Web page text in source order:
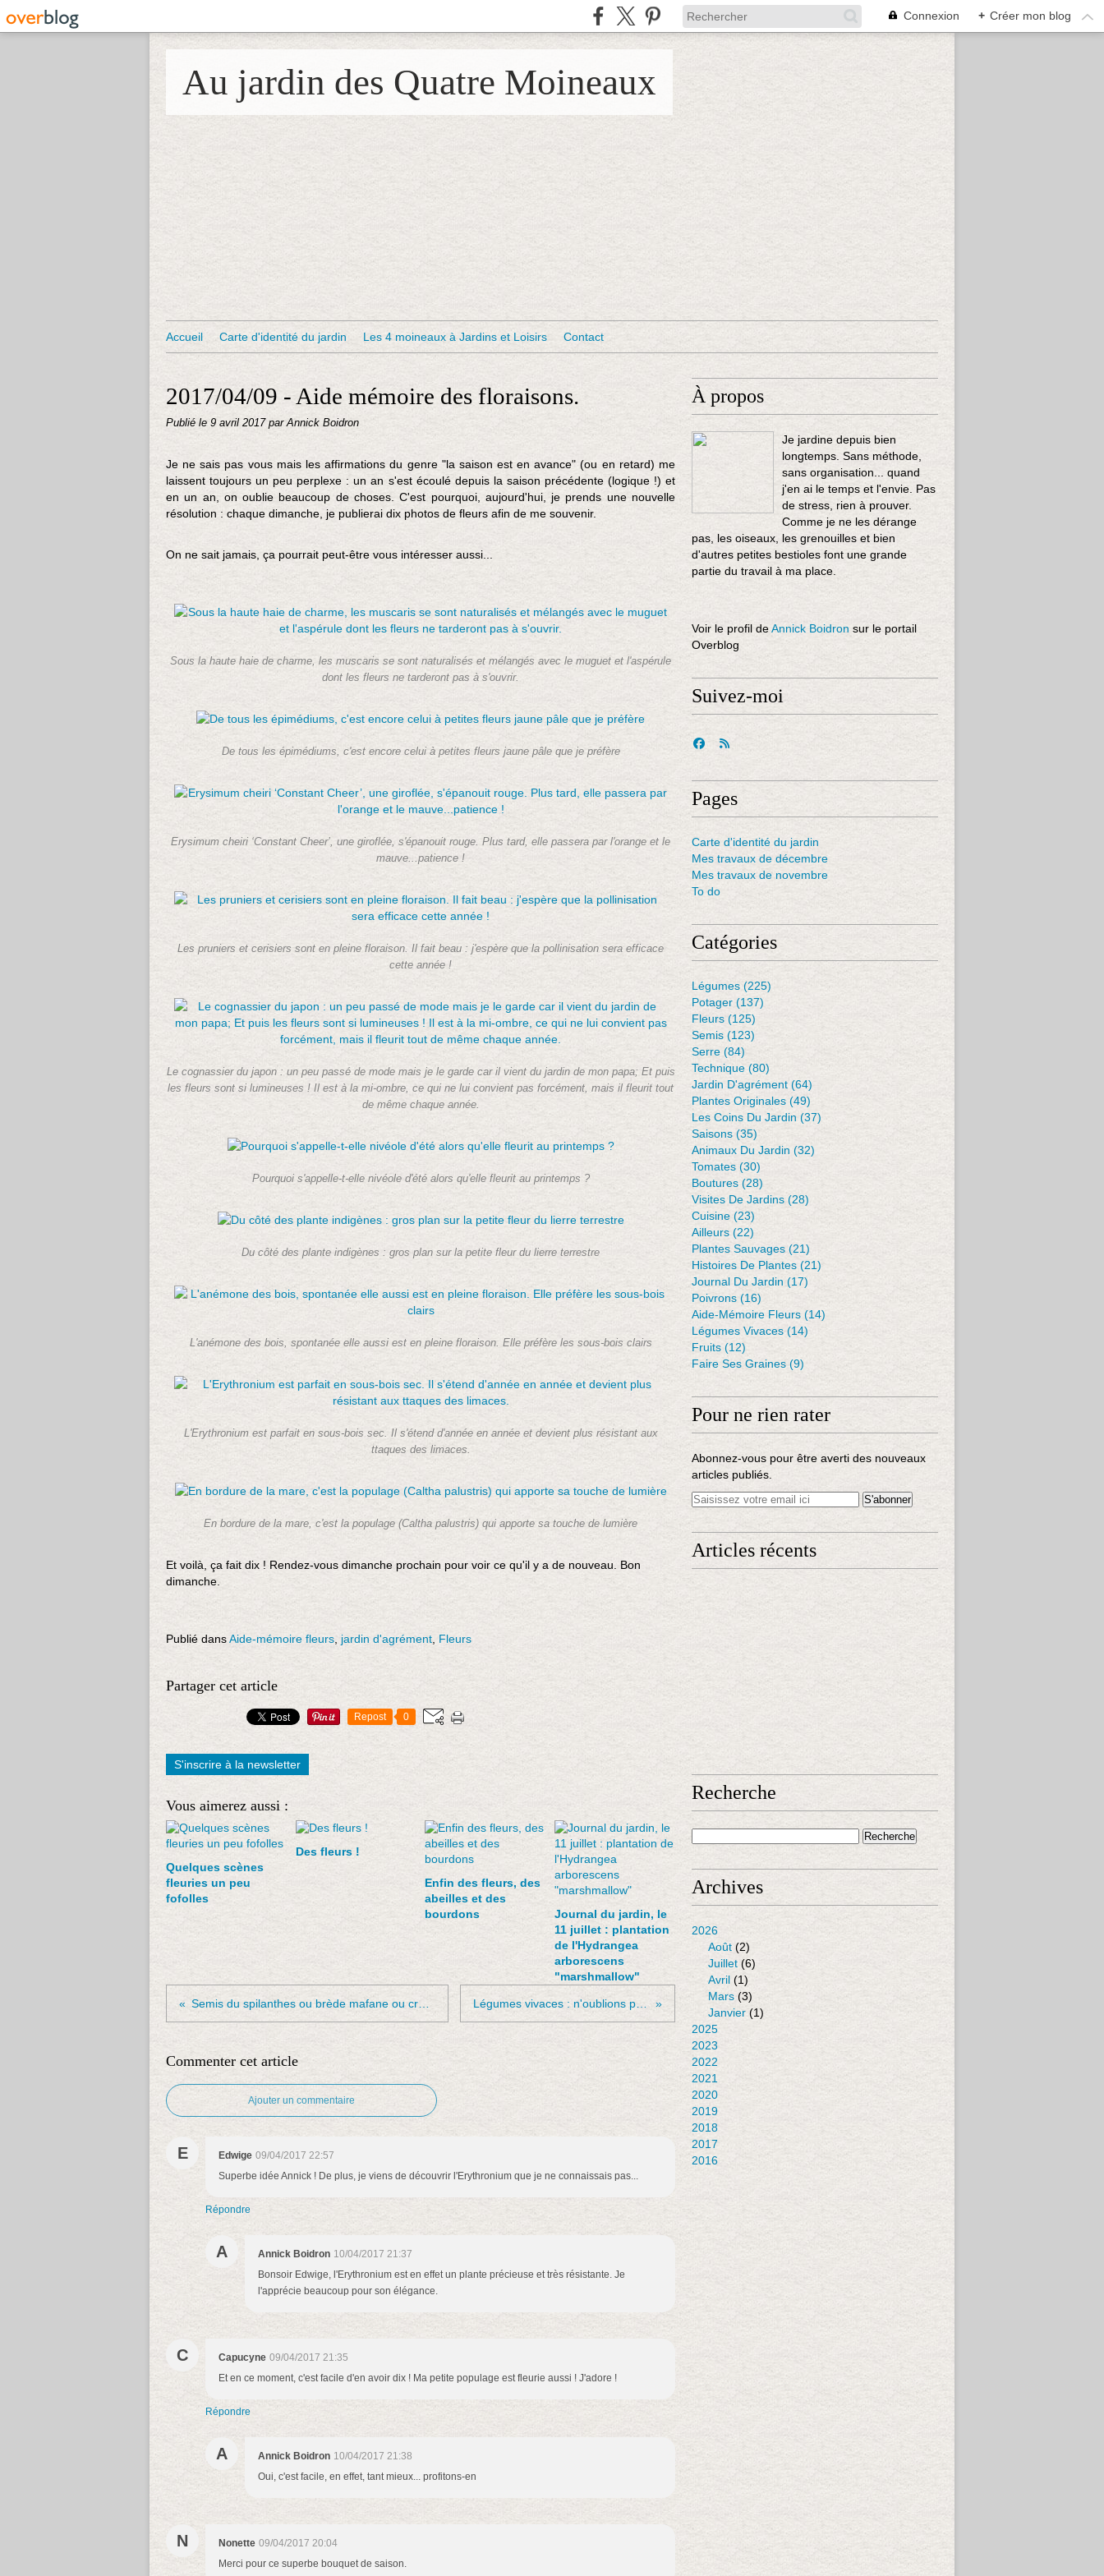
Connexion + Créer mon blog
Au jardin des Quatre Moineaux
Accueil Carte d'identité du jardin Les 4 moineaux à Jardins et Loisirs Contact
2017/04/09 - Aide mémoire des floraisons.
Publié le 9 avril 2017 par Annick Boidron
Je ne sais pas vous mais les affirmations du genre "la saison est en avance" (ou en retard) me
laissent toujours un peu perplexe : un an s'est écoulé depuis la saison précédente (logique !) et
en un an, on oublie beaucoup de choses. C'est pourquoi, aujourd'hui, je prends une nouvelle
résolution : chaque dimanche, je publierai dix photos de fleurs afin de me souvenir.
On ne sait jamais, ça pourrait peut-être vous intéresser aussi...
Sous la haute haie de charme, les muscaris se sont naturalisés et mélangés avec le muguet et l'aspérule
dont les fleurs ne tarderont pas à s'ouvrir.
De tous les épimédiums, c'est encore celui à petites fleurs jaune pâle que je préfère
Erysimum cheiri ‘Constant Cheer’, une giroflée, s'épanouit rouge. Plus tard, elle passera par l'orange et le
mauve...patience !
Les pruniers et cerisiers sont en pleine floraison. Il fait beau : j'espère que la pollinisation sera efficace
cette année !
Le cognassier du japon : un peu passé de mode mais je le garde car il vient du jardin de mon papa; Et puis
les fleurs sont si lumineuses ! Il est à la mi-ombre, ce qui ne lui convient pas forcément, mais il fleurit tout
de même chaque année.
Pourquoi s'appelle-t-elle nivéole d'été alors qu'elle fleurit au printemps ?
Du côté des plante indigènes : gros plan sur la petite fleur du lierre terrestre
L'anémone des bois, spontanée elle aussi est en pleine floraison. Elle préfère les sous-bois clairs
L'Erythronium est parfait en sous-bois sec. Il s'étend d'année en année et devient plus résistant aux
ttaques des limaces.
En bordure de la mare, c'est la populage (Caltha palustris) qui apporte sa touche de lumière
Et voilà, ça fait dix ! Rendez-vous dimanche prochain pour voir ce qu'il y a de nouveau. Bon
dimanche.
Publié dansAide-mémoire fleurs jardin d'agrément Fleurs
Partager cet article
Repost 0
S'inscrire à la newsletter
Vous aimerez aussi :
Quelques scènes
fleuries un peu
fofolles
Des fleurs !
Enfin des fleurs, des
abeilles et des
bourdons
Journal du jardin, le
11 juillet : plantation
de l'Hydrangea
arborescens
"marshmallow"
Commenter cet article
Ajouter un commentaire
E Edwige 09/04/2017 22:57
Superbe idée Annick ! De plus, je viens de découvrir l'Erythronium que je ne connaissais pas...
Répondre
A Annick Boidron 10/04/2017 21:37
Bonsoir Edwige, l'Erythronium est en effet un plante précieuse et très résistante. Je
l'apprécie beaucoup pour son élégance.
C Capucyne 09/04/2017 21:35
Et en ce moment, c'est facile d'en avoir dix ! Ma petite populage est fleurie aussi ! J'adore !
Répondre
A Annick Boidron 10/04/2017 21:38
Oui, c'est facile, en effet, tant mieux... profitons-en
N Nonette 09/04/2017 20:04
Merci pour ce superbe bouquet de saison.
À propos
Je jardine depuis bien
longtemps. Sans méthode,
sans organisation... quand
j'en ai le temps et l'envie. Pas
de stress, rien à prouver.
Comme je ne les dérange
pas, les oiseaux, les grenouilles et bien
d'autres petites bestioles font une grande
partie du travail à ma place.
Voir le profil deAnnick Boidron sur le portail
Overblog
Suivez-moi
Pages
Carte d'identité du jardin
Mes travaux de décembre
Mes travaux de novembre
To do
Catégories
Légumes (225)
Potager (137)
Fleurs (125)
Semis (123)
Serre (84)
Technique (80)
Jardin D'agrément (64)
Plantes Originales (49)
Les Coins Du Jardin (37)
Saisons (35)
Animaux Du Jardin (32)
Tomates (30)
Boutures (28)
Visites De Jardins (28)
Cuisine (23)
Ailleurs (22)
Plantes Sauvages (21)
Histoires De Plantes (21)
Journal Du Jardin (17)
Poivrons (16)
Aide-Mémoire Fleurs (14)
Légumes Vivaces(14)
Fruits (12)
Faire Ses Graines (9)
Pour ne rien rater
Abonnez-vous pour être averti des nouveaux
articles publiés.
Articles récents
Recherche
Archives
2026
Août (2)
Juillet (6)
Avril (1)
Mars (3)
Janvier (1)
2025
2023
2022
2021
2020
2019
2018
2017
2016